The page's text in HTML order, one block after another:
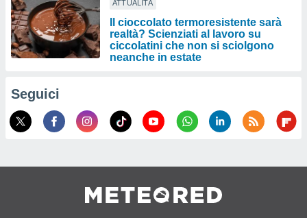
ATTUALITÀ
Il cioccolato termoresistente sarà
realtà? Scienziati al lavoro su
ciccolatini che non si sciolgono
neanche in estate
Seguici